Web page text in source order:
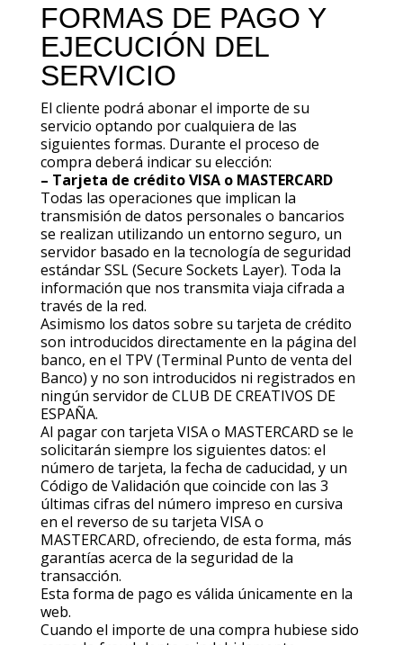
FORMAS DE PAGO Y
EJECUCIÓN DEL
SERVICIO
El cliente podrá abonar el importe de su
servicio optando por cualquiera de las
siguientes formas. Durante el proceso de
compra deberá indicar su elección:
– Tarjeta de crédito VISA o MASTERCARD
Todas las operaciones que implican la
transmisión de datos personales o bancarios
se realizan utilizando un entorno seguro, un
servidor basado en la tecnología de seguridad
estándar SSL (Secure Sockets Layer). Toda la
información que nos transmita viaja cifrada a
través de la red.
Asimismo los datos sobre su tarjeta de crédito
son introducidos directamente en la página del
banco, en el TPV (Terminal Punto de venta del
Banco) y no son introducidos ni registrados en
ningún servidor de CLUB DE CREATIVOS DE
ESPAÑA.
Al pagar con tarjeta VISA o MASTERCARD se le
solicitarán siempre los siguientes datos: el
número de tarjeta, la fecha de caducidad, y un
Código de Validación que coincide con las 3
últimas cifras del número impreso en cursiva
en el reverso de su tarjeta VISA o
MASTERCARD, ofreciendo, de esta forma, más
garantías acerca de la seguridad de la
transacción.
Esta forma de pago es válida únicamente en la
web.
Cuando el importe de una compra hubiese sido